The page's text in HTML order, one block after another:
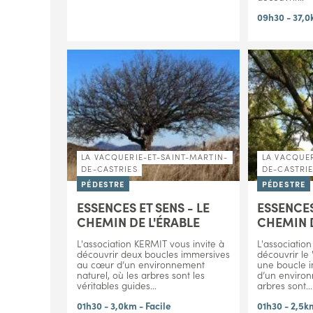
09h30 -
LA VACQUERIE-ET-SAINT-MARTIN-
DE-CASTRIES
PÉDESTRE
ESSENCES ET SENS - LE
CHEMIN DE L'ÉRABLE
L'association KERMIT vous invite à
découvrir deux boucles immersives
au cœur d’un environnement
naturel, où les arbres sont les
véritables guides...
01h30 - 3,0km - Facile
LA
DE-
PÉDESTRE
CHEMIN
découvrir le
une boucle
d’un
arbres sont...
01h30 -